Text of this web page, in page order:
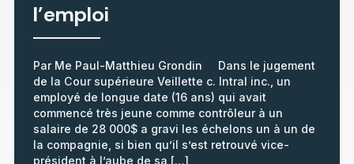
l’emploi
Par Me Paul-Matthieu Grondin Dans le jugement
de la Cour supérieure Veillette c. Intral inc., un
employé de longue date (16 ans) qui avait
commencé très jeune comme contrôleur à un
salaire de 28 000$ a gravi les échelons un à un de
la compagnie, si bien qu’il s’est retrouvé vice-
président à l’aube de sa […]